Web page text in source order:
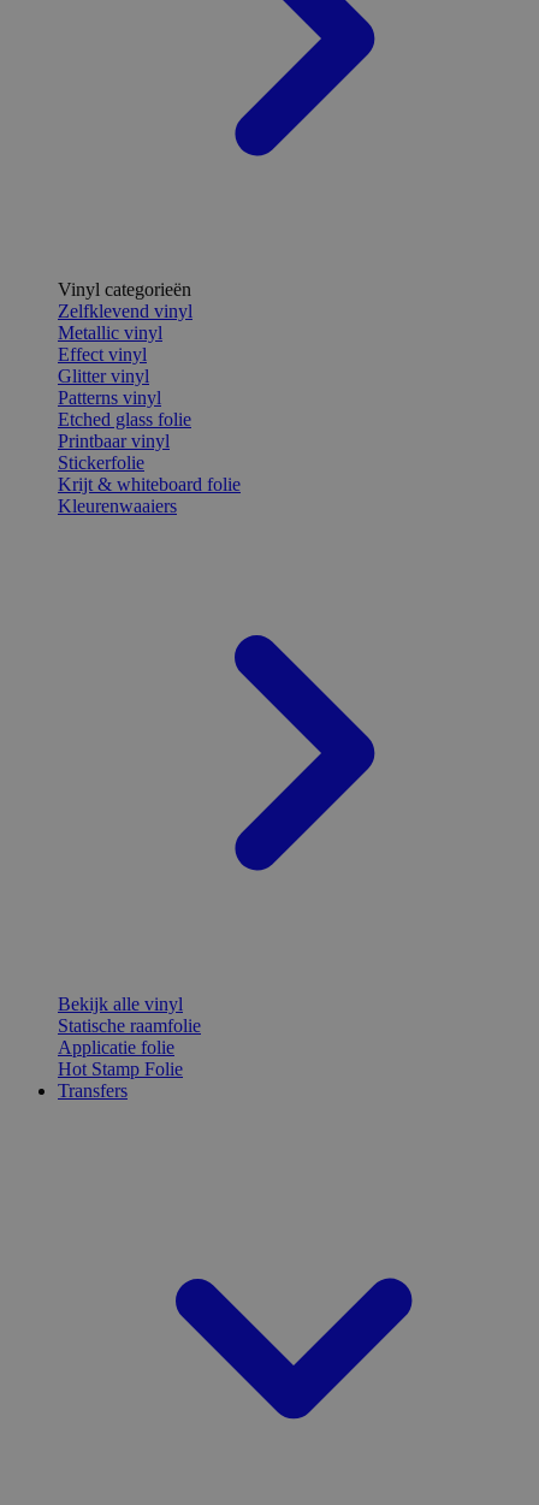
Vinyl categorieën
Zelfklevend vinyl
Metallic vinyl
Effect vinyl
Glitter vinyl
Patterns vinyl
Etched glass folie
Printbaar vinyl
Stickerfolie
Krijt & whiteboard folie
Kleurenwaaiers
Bekijk alle vinyl
Statische raamfolie
Applicatie folie
Hot Stamp Folie
Transfers